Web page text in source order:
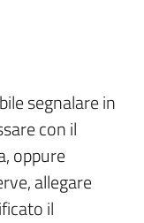
segnalare in
con il
oppure
allegare
il